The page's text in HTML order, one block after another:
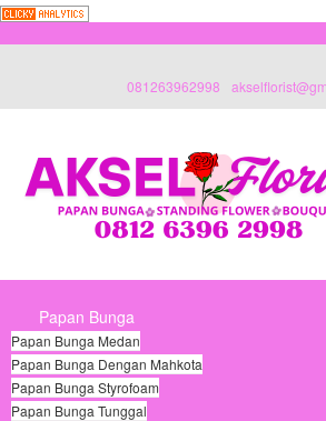
081263962998
Papan Bunga
Papan Bunga Medan
Papan Bunga Dengan Mahkota
Papan Bunga Styrofoam
Papan Bunga Tunggal